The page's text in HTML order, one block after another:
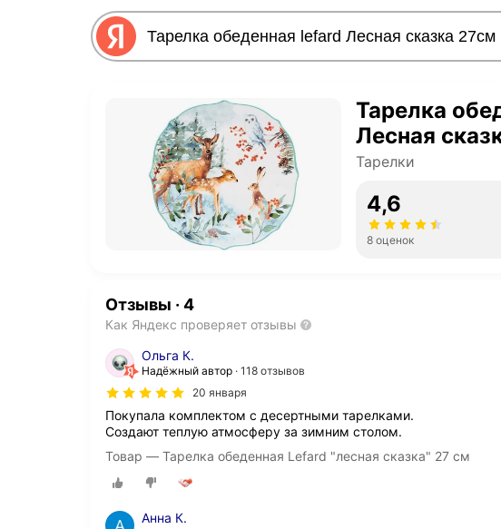
Тарелка
Лесная
Тарелки
4,6
8 оценок
Отзывы · 4
Как Яндекс проверяет отзывы
Ольга К.
Надёжный автор 118 отзывов
20 января
Покупала комплектом с десертными тарелками.
Создают теплую атмосферу за зимним столом.
Товар — Тарелка обеденная Lefard "лесная сказка" 27 см
Анна К.